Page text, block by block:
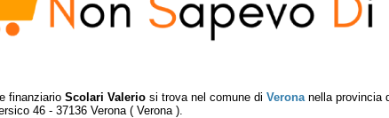
finanziario Scolari Valerio si trova nel comune di Verona nella provincia
46 - 37136 Verona ( Verona ).